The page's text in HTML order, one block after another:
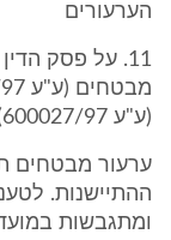
הערעורים
11. על פסק
(ע"ע 600027/97).
ערעור מבטחים
ההתיישנות.
ומתגבשות